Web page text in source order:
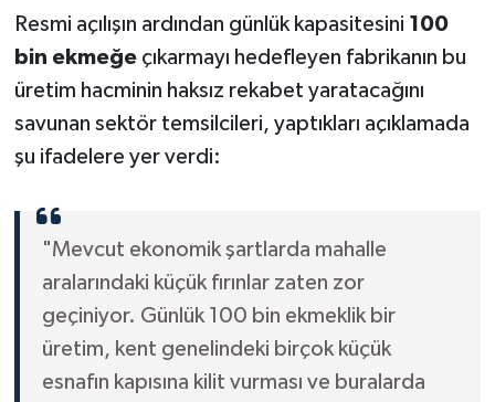
Resmi açılışın ardından günlük kapasitesini 100
bin ekmeğeçıkarmayı hedefleyen fabrikanın bu
üretim hacminin haksız rekabet yaratacağını
savunan sektör temsilcileri, yaptıkları açıklamada
şu ifadelere yer verdi:
"Mevcut ekonomik şartlarda mahalle
aralarındaki küçük fırınlar zaten zor
geçiniyor. Günlük 100 bin ekmeklik bir
üretim, kent genelindeki birçok küçük
esnafın kapısına kilit vurması ve buralarda